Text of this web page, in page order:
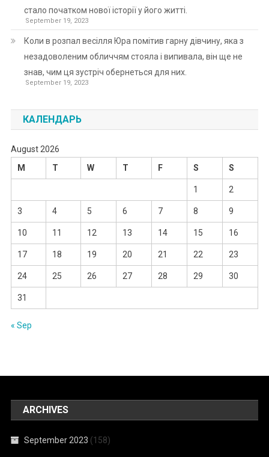
стало початком нової історії у його житті.
September 19, 2023
Коли в розпал весілля Юра помітив гарну дівчину, яка з
незадоволеним обличчям стояла і випивала, він ще не
знав, чим ця зустріч обернеться для них.
September 19, 2023
КАЛЕНДАРЬ
August 2026
M
T W T F S S
1 2
3 4 5 6 7 8 9
10 11 12 13 14 15 16
17 18 19 20 21 22 23
24 25 26 27 28 29 30
31
« Sep
ARCHIVES
September 2023 (158)